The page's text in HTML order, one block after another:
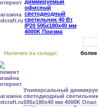
Наличие на складе: более
Универсальный
светодиодный
595x180x40 мм 4000K Опал